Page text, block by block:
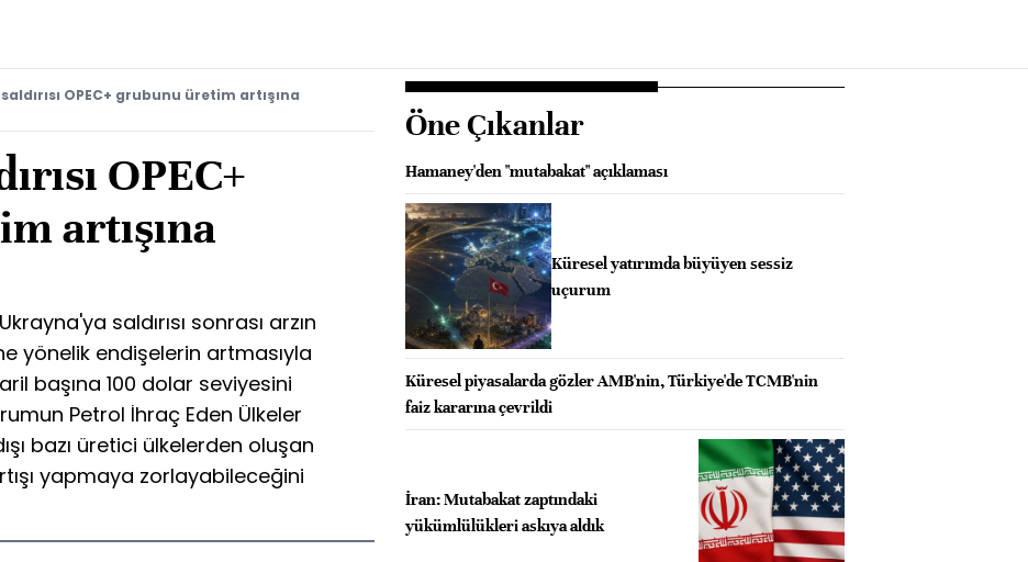
saldırısı OPEC+ grubunu üretim artışına
OPEC+
artışına
saldırısı sonrası arzın
yönelik endişelerin artmasıyla
başına 100 dolar seviyesini
Petrol İhraç Eden Ülkeler
bazı üretici ülkelerden oluşan
yapmaya zorlayabileceğini
Öne Çıkanlar
Hamaney'den "mutabakat" açıklaması
Küresel yatırımda büyüyen sessiz
uçurum
Küresel piyasalarda gözler AMB'nin, Türkiye'de TCMB'nin
faiz kararına çevrildi
İran: Mutabakat zaptındaki
yükümlülükleri askıya aldık